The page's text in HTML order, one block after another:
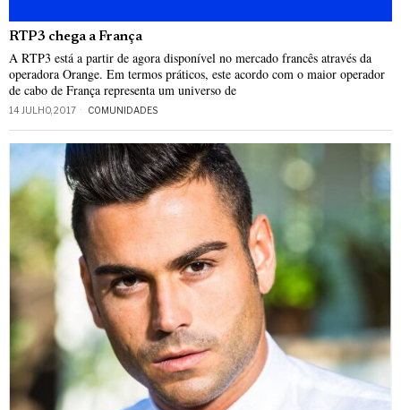
RTP3 chega a França
A RTP3 está a partir de agora disponível no mercado francês através da
operadora Orange. Em termos práticos, este acordo com o maior operador
de cabo de França representa um universo de
14 JULHO, 2017 COMUNIDADES